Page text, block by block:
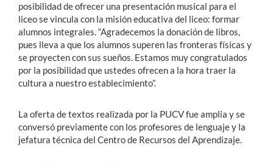
posibilidad de ofrecer una presentación musical para el
liceo se vincula con la misión educativa del liceo: formar
alumnos integrales. “Agradecemos la donación de libros,
pues lleva a que los alumnos superen las fronteras físicas y
se proyecten con sus sueños. Estamos muy congratulados
por la posibilidad que ustedes ofrecen a la hora traer la
cultura a nuestro establecimiento”.
La oferta de textos realizada por la PUCV fue amplia y se
conversó previamente con los profesores de lenguaje y la
jefatura técnica del Centro de Recursos del Aprendizaje.